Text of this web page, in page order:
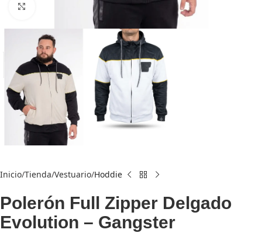
Click to enlarge
Inicio Tienda Vestuario Hoddie
Polerón Full Zipper Delgado
Evolution – Gangster